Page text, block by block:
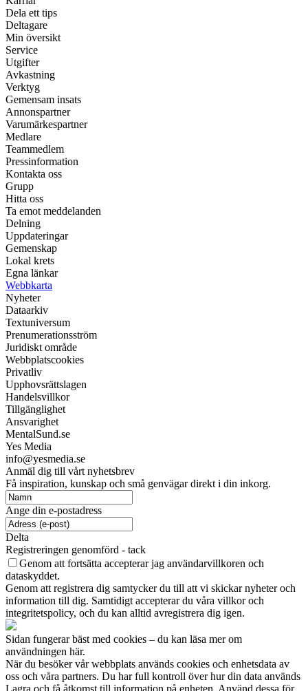
Dela ett tips
Deltagare
Min översikt
Service
Utgifter
Avkastning
Verktyg
Gemensam insats
Annonspartner
Varumärkespartner
Medlare
Teammedlem
Pressinformation
Kontakta oss
Grupp
Hitta oss
Ta emot meddelanden
Delning
Uppdateringar
Gemenskap
Lokal krets
Egna länkar
Webbkarta
Nyheter
Dataarkiv
Textuniversum
Prenumerationsström
Juridiskt område
Webbplatscookies
Privatliv
Upphovsrättslagen
Handelsvillkor
Tillgänglighet
Ansvarighet
MentalSund.se
Yes Media
info@yesmedia.se
Anmäl dig till vårt nyhetsbrev
Få inspiration, kunskap och små genvägar direkt i din inkorg.
Ange din e-postadress
Delta
Registreringen genomförd - tack
Genom att fortsätta accepterar jag användarvillkoren och
dataskyddet.
Genom att registrera dig samtycker du till att vi skickar nyheter och
information till dig. Samtidigt accepterar du våra villkor och
integritetspolicy, och du kan alltid avregistrera dig igen.
Sidan fungerar bäst med cookies – du kan läsa mer om
användningen här.
När du besöker vår webbplats används cookies och enhetsdata av
oss och våra partners. Du har full kontroll över hur din data används
Lagra och få åtkomst till information på enheten. Använd dessa för